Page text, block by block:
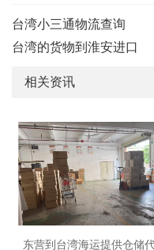
台湾小三通物流查询
台湾的货物到淮安进口
相关资讯
东营到台湾海运提供仓储